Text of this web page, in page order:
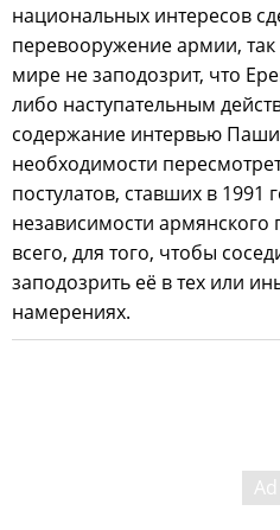
национальных интересов
перевооружение армии, так
мире не заподозрит, что
либо наступательным
содержание интервью
необходимости
постулатов, ставших в 1991
независимости армянского
всего, для того, чтобы
заподозрить её в тех или
намерениях.